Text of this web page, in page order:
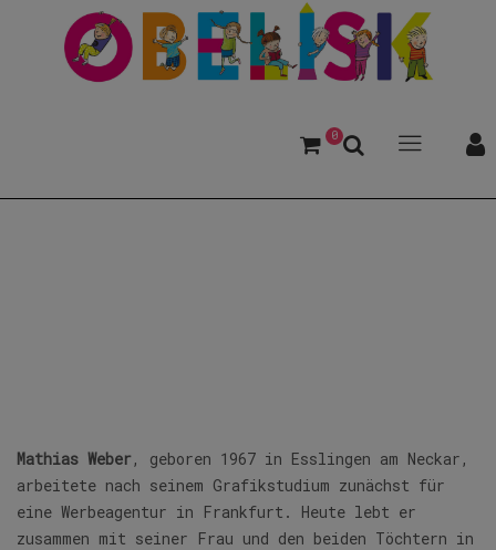
0
Mathias Weber, geboren 1967 in Esslingen am Neckar,
arbeitete nach seinem Grafikstudium zunächst für
eine Werbeagentur in Frankfurt. Heute lebt er
zusammen mit seiner Frau und den beiden Töchtern in